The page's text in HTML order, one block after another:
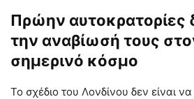
Πρώην αυτοκρατορίες
την αναβίωσή τους
σημερινό κόσμο
Το σχέδιο του Λονδίνου δεν είναι